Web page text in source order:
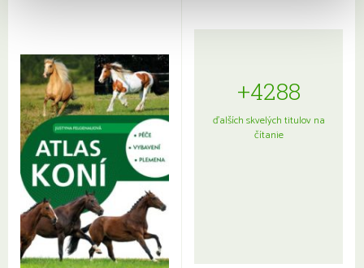
+4288
ďalších skvelých titulov na
čítanie